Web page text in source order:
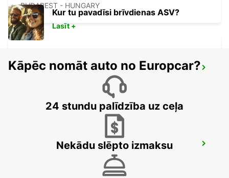
BUDAPEST - HUNGARY
PECS
BUDAPEST SZENTLORINCI
Kur tu pavadīsi brīvdienas ASV?
Lasīt +
Kāpēc nomāt auto no Europcar?
24 stundu palīdzība uz ceļa
Nekādu slēpto izmaksu